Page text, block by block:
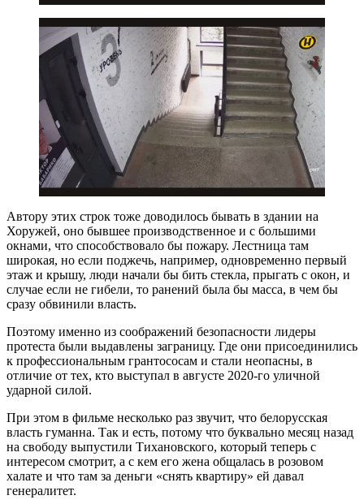
Автору этих строк тоже доводилось бывать в здании на
Хоружей, оно бывшее производственное и с большими
окнами, что способствовало бы пожару. Лестница там
широкая, но если поджечь, например, одновременно первый
этаж и крышу, люди начали бы бить стекла, прыгать с окон, и
случае если не гибели, то ранений была бы масса, в чем бы
сразу обвинили власть.
Поэтому именно из соображений безопасности лидеры
протеста были выдавлены заграницу. Где они присоединились
к профессиональным грантососам и стали неопасны, в
отличие от тех, кто выступал в августе 2020-го уличной
ударной силой.
При этом в фильме несколько раз звучит, что белорусская
власть гуманна. Так и есть, потому что буквально месяц назад
на свободу выпустили Тихановского, который теперь с
интересом смотрит, а с кем его жена общалась в розовом
халате и что там за деньги «снять квартиру» ей давал
генералитет.